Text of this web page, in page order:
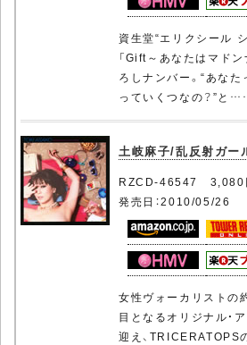
資生堂“エリクシール
「Gift～あなたはマドン
ろしナンバー。“あな
っていくつなの？”と
土岐麻子/乱反射ガー
RZCD-46547 3,080円
発売日：2010/05/26
女性ヴォーカリストの
目となるオリジナル・
迎え、TRICERATOPS